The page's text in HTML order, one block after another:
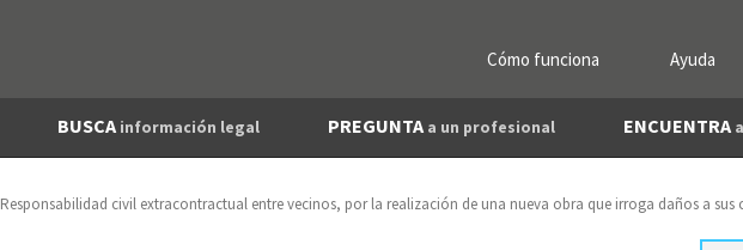
Cómo funciona Ayuda
BUSCA información legal PREGUNTA a un profesional ENCUENTRA
Responsabilidad civil extracontractual entre vecinos, por la realización de una nueva obra que irroga daños a sus